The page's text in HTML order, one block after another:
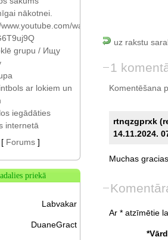
uz rakstu
1
Komentēšana
rtnqzgprxk
14.11.2024.
Muchas gracias.
Ar * atzīmētie
nākotnei.
watch?
grupu / Ищу
ar lokiem un
iegādāties
internetā
[ Forums]
priekā
Labvakar
DuaneGract